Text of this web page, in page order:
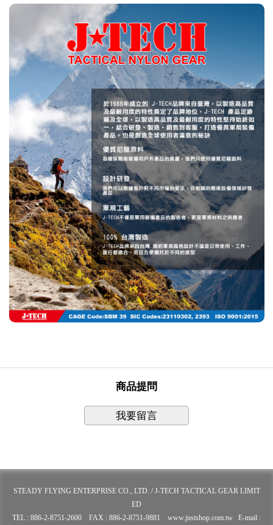
商品提問
我要留言
STEADY FLYING ENTERPRISE CO., LTD. / J-TECH TACTICAL GEAR LIMIT
ED
TEL : 886-2-8751-2600 FAX : 886-2-8751-9881 www.justshop.com.tw E-mail :